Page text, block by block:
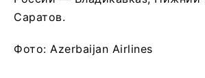
Саратов.
Фото: Azerbaijan Airlines